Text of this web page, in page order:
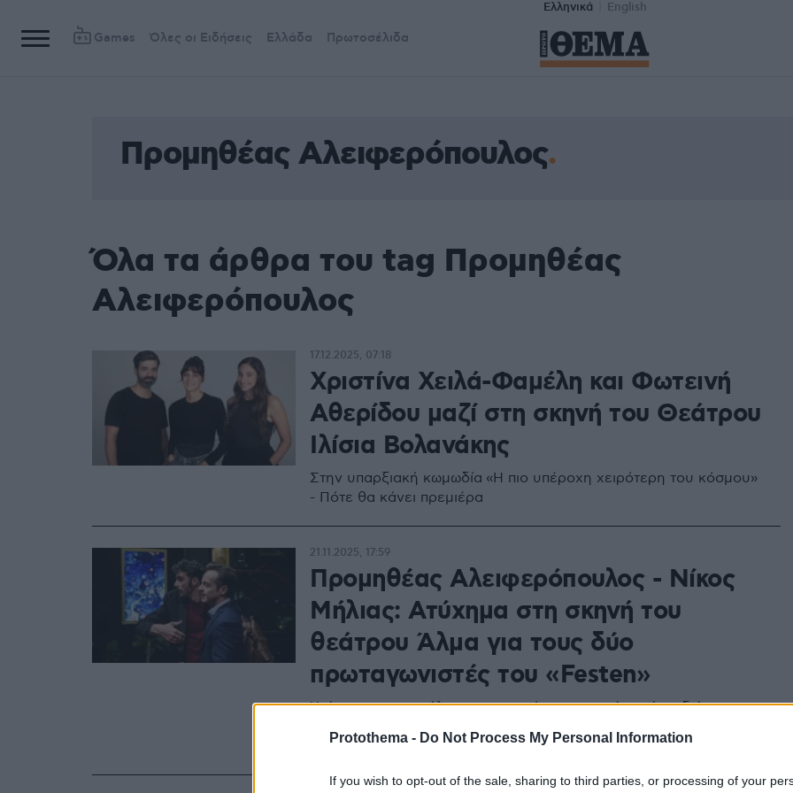
Protothema - Do Not Process My Personal Information
If you wish to opt-out of the sale, sharing to third parties, or processing of your
Ελληνικά English
Games Όλες οι Ειδήσεις Ελλάδα Πρωτοσέλιδα
Προμηθέας Αλειφερόπουλος
Όλα τα άρθρα του tag Προμηθέας
Αλειφερόπουλος
Χριστίνα Χειλά-Φαμέλη και Φωτεινή
Αθερίδου μαζί στη σκηνή του Θεάτρου
Ιλίσια Βολανάκης
Στην υπαρξιακή κωμωδία «Η πιο υπέροχη χειρότερη του κόσμου»
- Πότε θα κάνει πρεμιέρα
17.12.2025, 07:18
Προμηθέας Αλειφερόπουλος - Νίκος
Μήλιας: Ατύχημα στη σκηνή του
θεάτρου Άλμα για τους δύο
πρωταγωνιστές του «Festen»
Χτύπησαν τα κεφάλια τους σε τοίχο σκηνικού κατά τη διάρκεια
παραστάσεις
21.11.2025, 17:59